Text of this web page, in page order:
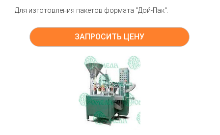
Для изготовления пакетов формата "Дой-Пак".
ЗАПРОСИТЬ ЦЕНУ